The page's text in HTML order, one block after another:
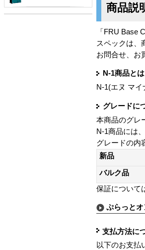
商品説
「FRU Base
スペックは、
お問合せ、お
N-1商品とは
N-1(エヌ マ
グレードに
本商品のグレ
N-1商品には
グレードの内
新品
バルク品
保証について
ぷらっと
支払方法に
以下のお支払